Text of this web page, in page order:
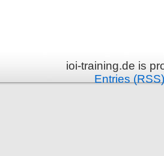
ioi-training.de is
Entries (RSS)